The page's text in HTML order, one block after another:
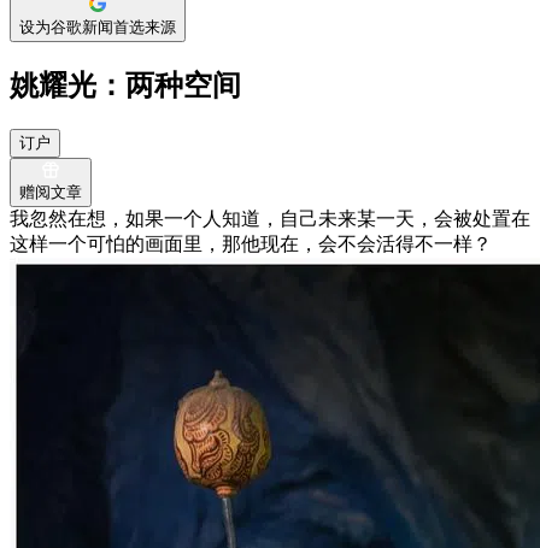
设为谷歌新闻首选来源
姚耀光：两种空间
订户
赠阅文章
我忽然在想，如果一个人知道，自己未来某一天，会被处置在
这样一个可怕的画面里，那他现在，会不会活得不一样？